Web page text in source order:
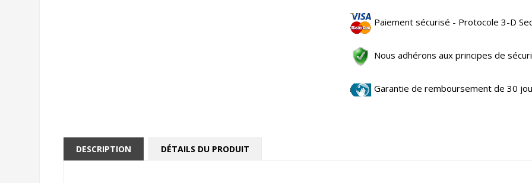
Paiement sécurisé - Protocole 3-D
Nous adhérons aux principes de
Garantie de remboursement de 30
DESCRIPTION DÉTAILS DU PRODUIT